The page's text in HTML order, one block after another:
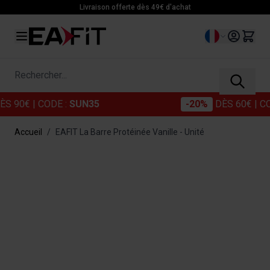
Livraison offerte dès 49€ d'achat
Langue
Rechercher...
| CODE :SUN35 -20% DÈS 60€| CODE
Accueil / EAFIT La Barre Protéinée Vanille - Unité